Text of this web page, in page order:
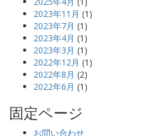
2023年11月 (1)
2023年7月 (1)
2023年4月 (1)
2023年3月 (1)
2022年12月 (1)
2022年8月 (2)
2022年6月 (1)
固定ページ
お問い合わせ